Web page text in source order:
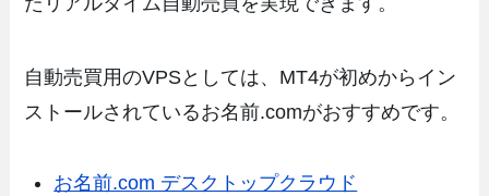
自動売買用のVPSとしては、MT4が初めからイン
ストールされているお名前.comがおすすめです。
お名前.com デスクトップクラウド